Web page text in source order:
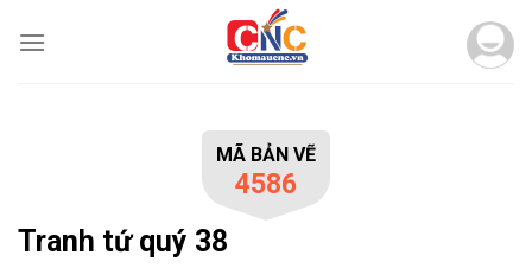
MÃ BẢN VẼ
4586
Tranh tứ quý 38